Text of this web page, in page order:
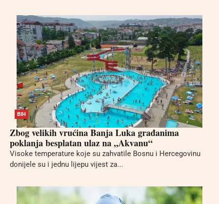
BIH
Zbog velikih vrućina Banja Luka građanima
poklanja besplatan ulaz na „Akvanu“
Visoke temperature koje su zahvatile Bosnu i Hercegovinu
donijele su i jednu lijepu vijest za...